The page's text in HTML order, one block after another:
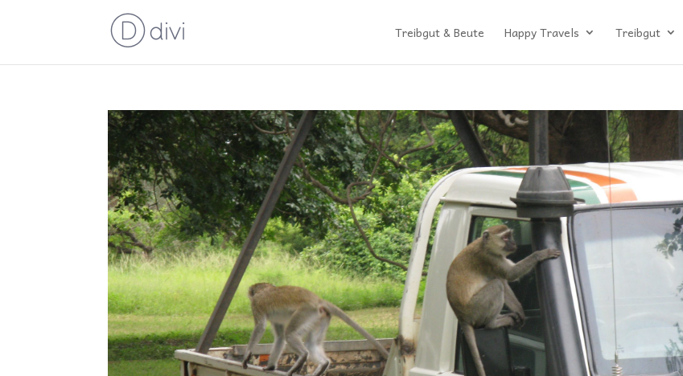
Treibgut & Beute Happy Travels Treibgut